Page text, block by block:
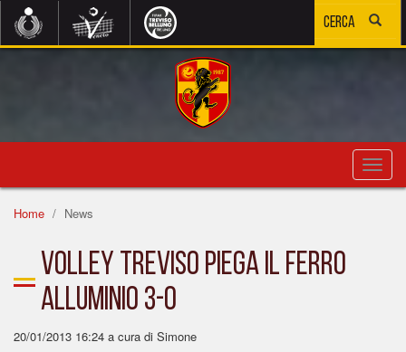
Home
News
Volley Treviso piega il Ferro
Alluminio 3-0
20/01/2013 16:24 a cura di Simone